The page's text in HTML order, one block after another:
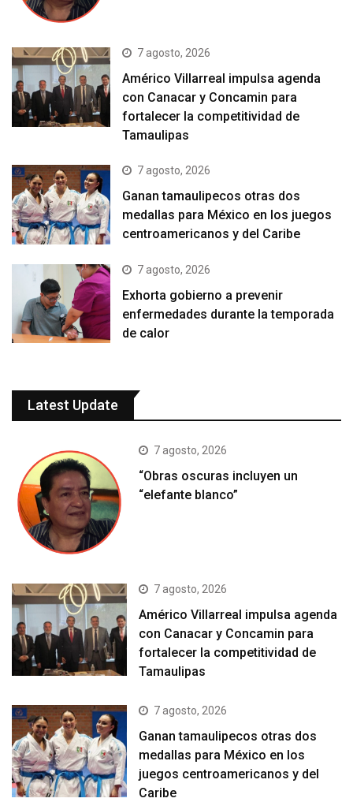
7 agosto, 2026
Américo Villarreal impulsa agenda
con Canacar y Concamin para
fortalecer la competitividad de
Tamaulipas
7 agosto, 2026
Ganan tamaulipecos otras dos
medallas para México en los juegos
centroamericanos y del Caribe
7 agosto, 2026
Exhorta gobierno a prevenir
enfermedades durante la temporada
de calor
Latest Update
7 agosto, 2026
“Obras oscuras incluyen un
“elefante blanco”
7 agosto, 2026
Américo Villarreal impulsa agenda
con Canacar y Concamin para
fortalecer la competitividad de
Tamaulipas
7 agosto, 2026
Ganan tamaulipecos otras dos
medallas para México en los
juegos centroamericanos y del
Caribe